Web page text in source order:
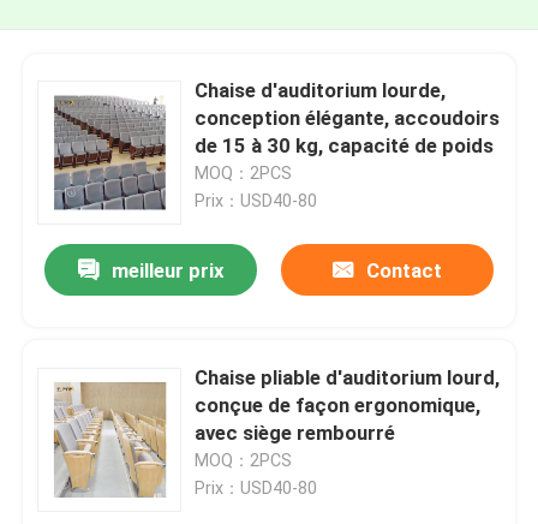
Chaise d'auditorium lourde,
conception élégante, accoudoirs
de 15 à 30 kg, capacité de poids
MOQ：2PCS
Prix：USD40-80
meilleur prix Contact
Chaise pliable d'auditorium lourd,
conçue de façon ergonomique,
avec siège rembourré
MOQ：2PCS
Prix：USD40-80